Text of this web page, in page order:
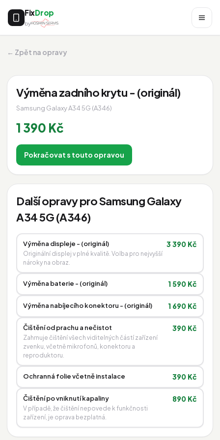
FixDrop
by
← Zpět na opravy
Výměna zadního krytu - (originál)
Samsung Galaxy A34 5G (A346)
1 390 Kč
Pokračovat s touto opravou
Další opravy pro Samsung Galaxy
A34 5G (A346)
Výměna displeje - (originál)
Originální displej v plné kvalitě. Volba pro nejvyšší
nároky na obraz.
3 390 Kč
Výměna baterie - (originál) 1 590 Kč
Výměna nabíjecího konektoru - (originál) 1 690 Kč
Čištění od prachu a nečistot
Zahrnuje čištění všech viditelných částí zařízení
zvenku, včetně mikrofonů, konektoru a
reproduktoru.
390 Kč
Ochranná folie včetně instalace 390 Kč
Čištění po vniknutí kapaliny
V případě, že čištění nepovede k funkčnosti
zařízení, je oprava bezplatná.
890 Kč